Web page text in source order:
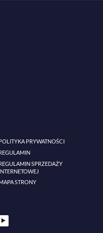
PRYWATNOŚCI
SPRZEDAŻY
STRONY
.